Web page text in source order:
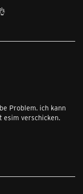
Problem. ich kann
esim verschicken.